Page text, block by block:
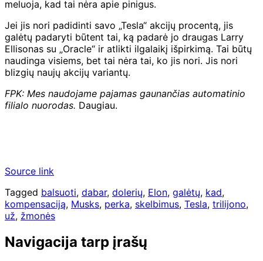
meluoja, kad tai nėra apie pinigus.
Jei jis nori padidinti savo „Tesla“ akcijų procentą, jis
galėtų padaryti būtent tai, ką padarė jo draugas Larry
Ellisonas su „Oracle“ ir atlikti ilgalaikį išpirkimą. Tai būtų
naudinga visiems, bet tai nėra tai, ko jis nori. Jis nori
blizgių naujų akcijų variantų.
FPK: Mes naudojame pajamas gaunančias automatinio
filialo nuorodas. Daugiau.
Source link
Tagged balsuoti, dabar, dolerių, Elon, galėtų, kad,
kompensaciją, Musks, perka, skelbimus, Tesla, trilijono,
už, žmonės
Navigacija tarp įrašų